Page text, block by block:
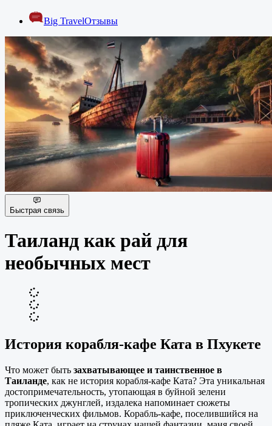
Big TravelОтзывы
Быстрая связь
Таиланд как рай для
необычных мест
История корабля-кафе Ката в Пхукете
Что может быть захватывающее и таинственное в
Таиланде, как не история корабля-кафе Ката? Эта уникальная
достопримечательность, утопающая в буйной зелени
тропических джунглей, издалека напоминает сюжеты
приключенческих фильмов. Корабль-кафе, поселившийся на